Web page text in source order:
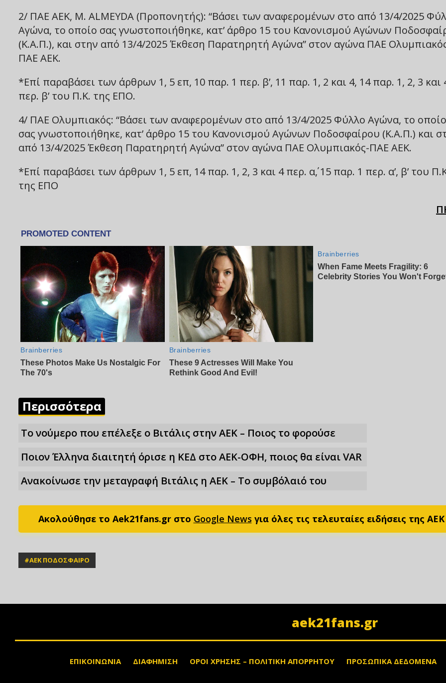
2/ ΠΑΕ ΑΕΚ, M. ALMEYDA (Προπονητής): “Βάσει των αναφερομένων στο από 13/4/2025
Αγώνα, το οποίο σας γνωστοποιήθηκε, κατ’ άρθρο 15 του Κανονισμού Αγώνων
(Κ.Α.Π.), και στην από 13/4/2025 Έκθεση Παρατηρητή Αγώνα” στον αγώνα ΠΑΕ
ΠΑΕ ΑΕΚ.
*Επί παραβάσει των άρθρων 1, 5 επ, 10 παρ. 1 περ. β’, 11 παρ. 1, 2 και 4, 14 παρ. 1, 2, 3 και
περ. β’ του Π.Κ. της ΕΠΟ.
4/ ΠΑΕ Ολυμπιακός: “Βάσει των αναφερομένων στο από 13/4/2025 Φύλλο Αγώνα, το οποίο
σας γνωστοποιήθηκε, κατ’ άρθρο 15 του Κανονισμού Αγώνων Ποδοσφαίρου (Κ.Α.Π.) και
από 13/4/2025 Έκθεση Παρατηρητή Αγώνα” στον αγώνα ΠΑΕ Ολυμπιακός-ΠΑΕ ΑΕΚ.
*Επί παραβάσει των άρθρων 1, 5 επ, 14 παρ. 1, 2, 3 και 4 περ. α΄, 15 παρ. 1 περ. α’, β’ του
της ΕΠΟ
Περισσότερα
Το νούμερο που επέλεξε ο Βιτάλις στην ΑΕΚ – Ποιος το φορούσε
Ποιον Έλληνα διαιτητή όρισε η ΚΕΔ στο ΑΕΚ-ΟΦΗ, ποιος θα είναι VAR
Ανακοίνωσε την μεταγραφή Βιτάλις η ΑΕΚ – Το συμβόλαιό του
Ακολούθησε το Aek21fans.gr στο Google News για όλες τις τελευταίες ειδήσεις της ΑΕΚ
#ΑΕΚ ΠΟΔΟΣΦΑΙΡΟ
aek21fans.gr
ΕΠΙΚΟΙΝΩΝΙΑ ΔΙΑΦΗΜΙΣΗ ΟΡΟΙ ΧΡΗΣΗΣ – ΠΟΛΙΤΙΚΗ ΑΠΟΡΡΗΤΟΥ ΠΡΟΣΩΠΙΚΑ ΔΕΔΟΜΕΝΑ